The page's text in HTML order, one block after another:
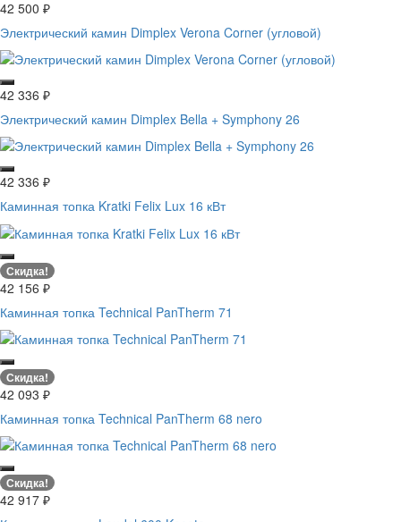
42 500 ₽
Электрический камин Dimplex Verona Corner (угловой)
42 336 ₽
Электрический камин Dimplex Bella + Symphony 26
42 336 ₽
Каминная топка Kratki Felix Lux 16 кВт
Скидка!
42 156 ₽
Каминная топка Technical PanTherm 71
Скидка!
42 093 ₽
Каминная топка Technical PanTherm 68 nero
Скидка!
42 917 ₽